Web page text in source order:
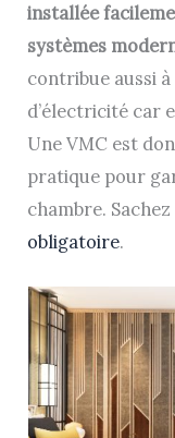
installée
systèmes
contribue aussi
d’électricité car
Une VMC est
pratique pour
chambre.
obligatoire.